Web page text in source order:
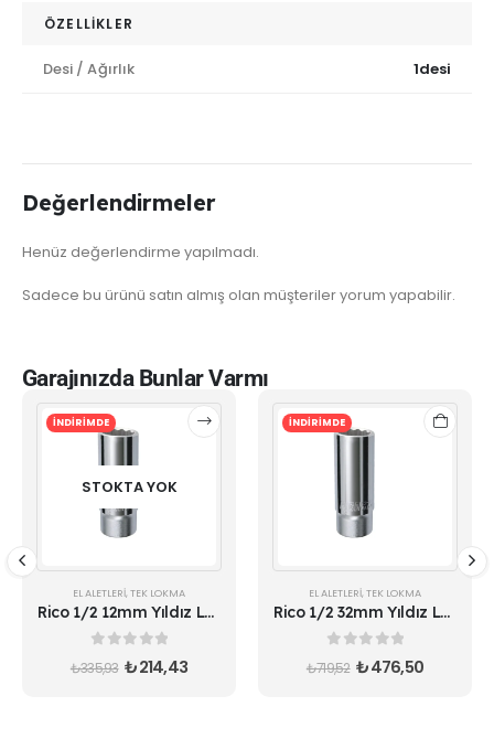
ÖZELLIKLER
Desi / Ağırlık 1desi
Değerlendirmeler
Henüz değerlendirme yapılmadı.
Sadece bu ürünü satın almış olan müşteriler yorum yapabilir.
Garajınızda Bunlar Varmı
İNDİRİMDE
STOKTA YOK
EL ALETLERI, TEK LOKMA
Rico 1/2 12mm Yıldız Lokma 12 Köşe Uzun Derin
out of 5
₺335,93 ₺214,43
İNDİRİMDE
EL ALETLERI, TEK LOKMA
Rico 1/2 32mm Yıldız Lokma 12 Köşe Uzun Derin
out of 5
₺719,52 ₺476,50